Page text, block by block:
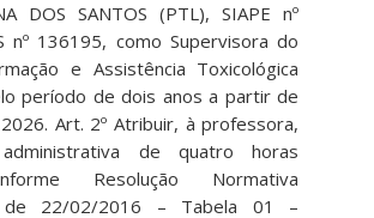
DOS SANTOS (PTL), SIAPE nº
nº 136195, como Supervisora do
e Assistência Toxicológica
período de dois anos a partir de
Art. 2º Atribuir, à professora,
de quatro horas
Resolução Normativa
de 22/02/2016 – Tabela 01 –